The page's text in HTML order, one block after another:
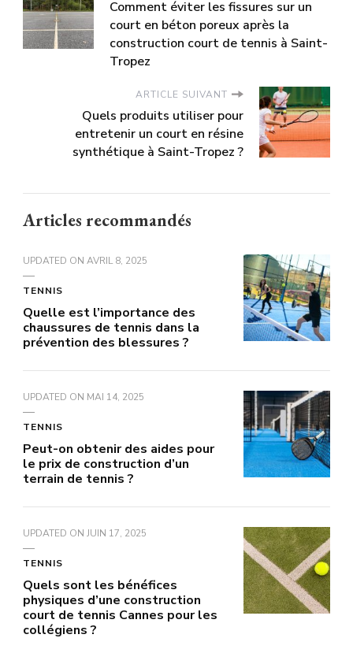
Comment éviter les fissures sur un
court en béton poreux après la
construction court de tennis à Saint-
Tropez
ARTICLE SUIVANT
Quels produits utiliser pour
entretenir un court en résine
synthétique à Saint-Tropez ?
Articles recommandés
UPDATED ON AVRIL 8, 2025
TENNIS
Quelle est l’importance des
chaussures de tennis dans la
prévention des blessures ?
UPDATED ON MAI 14, 2025
TENNIS
Peut-on obtenir des aides pour
le prix de construction d’un
terrain de tennis ?
UPDATED ON JUIN 17, 2025
TENNIS
Quels sont les bénéfices
physiques d’une construction
court de tennis Cannes pour les
collégiens ?